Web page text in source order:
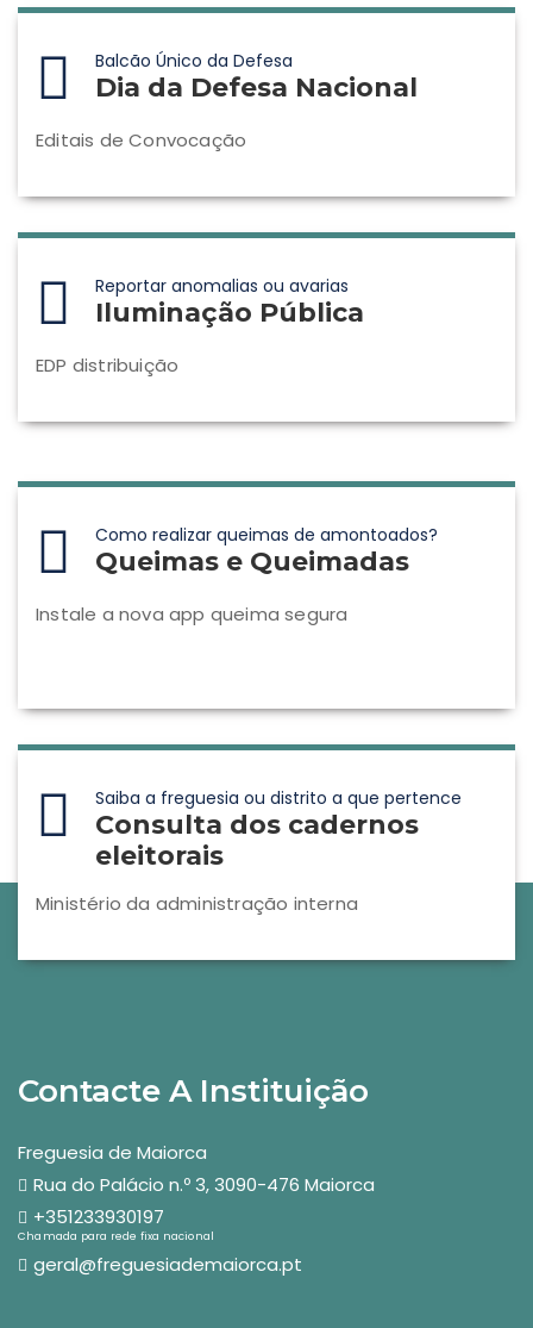
Balcão Único da Defesa
Dia da Defesa Nacional
Editais de Convocação
Reportar anomalias ou avarias
Iluminação Pública
EDP distribuição
Como realizar queimas de amontoados?
Queimas e Queimadas
Instale a nova app queima segura
Saiba a freguesia ou distrito a que pertence
Consulta dos cadernos
eleitorais
Ministério da administração interna
Contacte A Instituição
Freguesia de Maiorca
Rua do Palácio n.º 3, 3090-476 Maiorca
+351233930197
Chamada para rede fixa nacional
geral@freguesiademaiorca.pt